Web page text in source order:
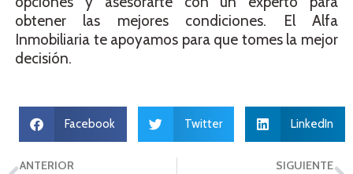
obtener las mejores condiciones. El Alfa
Inmobiliaria te apoyamos para que tomes la mejor
decisión.
Facebook Twitter LinkedIn
ANTERIOR SIGUIENTE